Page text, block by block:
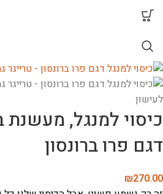
כיסוי למנגל,
דגם פרו ברונסון
₪270.00